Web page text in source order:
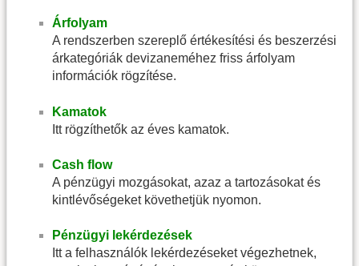
Árfolyam
A rendszerben szereplő értékesítési és beszerzési
árkategóriák devizaneméhez friss árfolyam
információk rögzítése.
Kamatok
Itt rögzíthetők az éves kamatok.
Cash flow
A pénzügyi mozgásokat, azaz a tartozásokat és
kintlévőségeket követhetjük nyomon.
Pénzügyi lekérdezések
Itt a felhasználók lekérdezéseket végezhetnek,